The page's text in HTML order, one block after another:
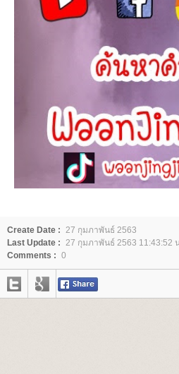
Create Date :
27 กุมภาพันธ์ 2563
Last Update :
27 กุมภาพันธ์ 2563 11:43:52
Comments : 0